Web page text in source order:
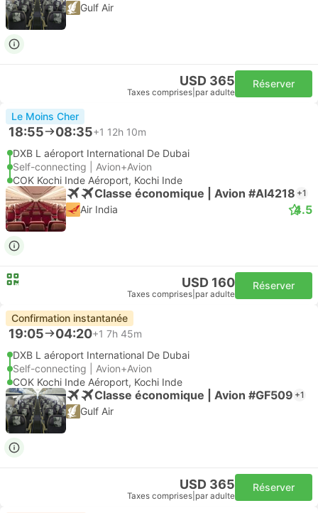
Gulf Air
USD 365
Taxes comprises par adulte
Réserver
Le Moins Cher
18:55 08:35+1 12h 10m
DXB L aéroport International De Dubai
Self-connecting | Avion+Avion
COK Kochi Inde Aéroport, Kochi Inde
Classe économique | Avion #AI4218 +1
Air India 4.5
USD 160
Taxes comprises par adulte
Réserver
Confirmation instantanée
19:05 04:20+1 7h 45m
DXB L aéroport International De Dubai
Self-connecting | Avion+Avion
COK Kochi Inde Aéroport, Kochi Inde
Classe économique | Avion #GF509 +1
Gulf Air
USD 365
Taxes comprises par adulte
Réserver